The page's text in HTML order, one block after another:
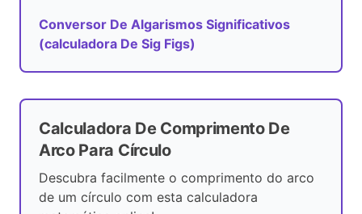
Conversor De Algarismos Significativos
(calculadora De Sig Figs)
Calculadora De Comprimento De
Arco Para Círculo
Descubra facilmente o comprimento do arco
de um círculo com esta calculadora